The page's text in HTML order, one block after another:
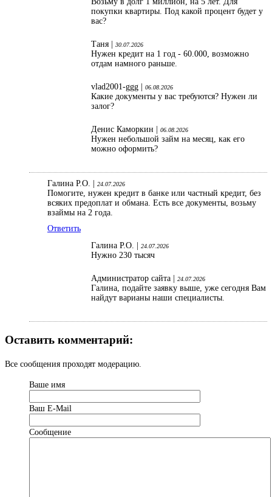
покупки квартиры. Под какой процент будет у
вас?
Таня | 30.07.2026
Нужен кредит на 1 год - 60.000, возможно
отдам намного раньше.
vlad2001-ggg | 06.08.2026
Какие документы у вас требуются? Нужен ли
залог?
Денис Каморкин | 06.08.2026
Нужен небольшой займ на месяц, как его
можно оформить?
Галина Р.О. | 24.07.2026
Помогите, нужен кредит в банке или частный кредит, без
всяких предоплат и обмана. Есть все документы, возьму
взаймы на 2 года.
Ответить
Галина Р.О. |
24.07.2026
Нужно 230 тысяч
Администратор сайта | 24.07.2026
Галина, подайте заявку выше, уже сегодня Вам
найдут варианы наши специалисты.
Оставить комментарий:
Все сообщения проходят модерацию.
Ваше имя
Ваш Е-Mail
Сообщение